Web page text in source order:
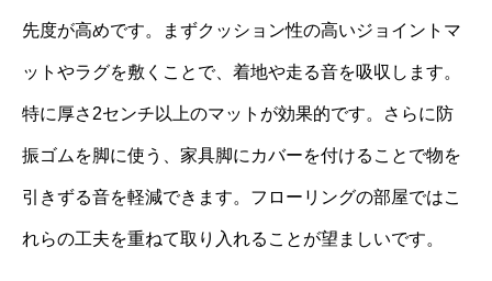
先度が高めです。まずクッション性の高いジョイントマ
ットやラグを敷くことで、着地や走る音を吸収します。
特に厚さ2センチ以上のマットが効果的です。さらに防
振ゴムを脚に使う、家具脚にカバーを付けることで物を
引きずる音を軽減できます。フローリングの部屋ではこ
れらの工夫を重ねて取り入れることが望ましいです。